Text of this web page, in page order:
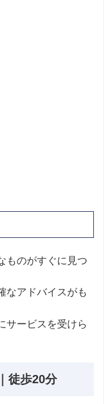
ものがすぐに見つ
なアドバイスがも
サービスを受けら
徒歩20分